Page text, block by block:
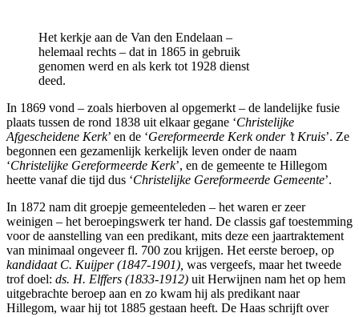
Het kerkje aan de Van den Endelaan –
helemaal rechts – dat in 1865 in gebruik
genomen werd en als kerk tot 1928 dienst
deed.
In 1869 vond – zoals hierboven al opgemerkt – de landelijke fusie
plaats tussen de rond 1838 uit elkaar gegane ‘Christelijke
Afgescheidene Kerk’ en de ‘Gereformeerde Kerk onder ’t Kruis’. Ze
begonnen een gezamenlijk kerkelijk leven onder de naam
‘Christelijke Gereformeerde Kerk’, en de gemeente te Hillegom
heette vanaf die tijd dus ‘Christelijke Gereformeerde Gemeente’.
In 1872 nam dit groepje gemeenteleden – het waren er zeer
weinigen – het beroepingswerk ter hand. De classis gaf toestemming
voor de aanstelling van een predikant, mits deze een jaartraktement
van minimaal ongeveer fl. 700 zou krijgen. Het eerste beroep, op
kandidaat C. Kuijper (1847-1901), was vergeefs, maar het tweede
trof doel: ds. H. Elffers (1833-1912) uit Herwijnen nam het op hem
uitgebrachte beroep aan en zo kwam hij als predikant naar
Hillegom, waar hij tot 1885 gestaan heeft. De Haas schrijft over